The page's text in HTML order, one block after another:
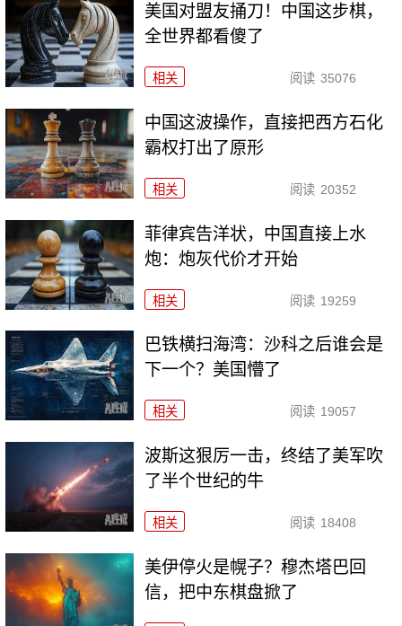
美国对盟友捅刀！中国这步棋，
全世界都看傻了
相关 阅读 35076
中国这波操作，直接把西方石化
霸权打出了原形
相关 阅读 20352
菲律宾告洋状，中国直接上水
炮：炮灰代价才开始
相关 阅读 19259
巴铁横扫海湾：沙科之后谁会是
下一个？美国懵了
相关 阅读 19057
波斯这狠厉一击，终结了美军吹
了半个世纪的牛
相关 阅读 18408
美伊停火是幌子？穆杰塔巴回
信，把中东棋盘掀了